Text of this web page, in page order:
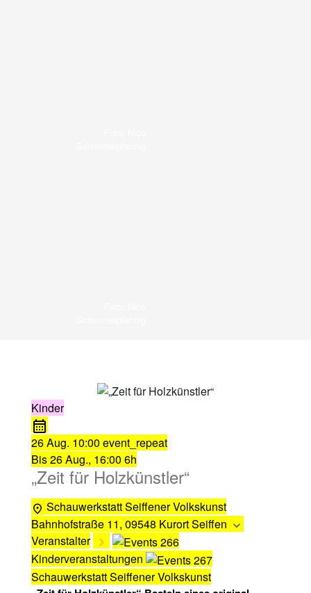
Kinder
26 Aug. 10:00 event_repeat
Bis26 Aug., 16:00 6h
„Zeit für Holzkünstler“
Schauwerkstatt Seiffener Volkskunst
Bahnhofstraße 11, 09548 Kurort Seiffen
Veranstalter
Kinderveranstaltungen
Schauwerkstatt Seiffener Volkskunst